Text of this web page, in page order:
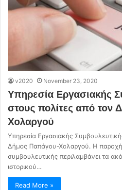
v2020 November 23, 2020
Υπηρεσία Εργασιακής
στους πολίτες από τον
Χολαργού
Υπηρεσία Εργασιακής
Δήμος Παπάγου-Χολαργού. Η παροχή
συμβουλευτικής περιλαμβάνει τα
ιστορικού…
Read More »